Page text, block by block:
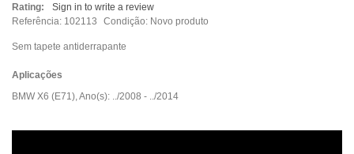
Rating:
Sign in to write a review
Referência: 102113 Condição: Novo produto
Sem tapete antiderrapante
Aplicações
BMW X6 (E71), Ano(s): ../2008 - ../2014